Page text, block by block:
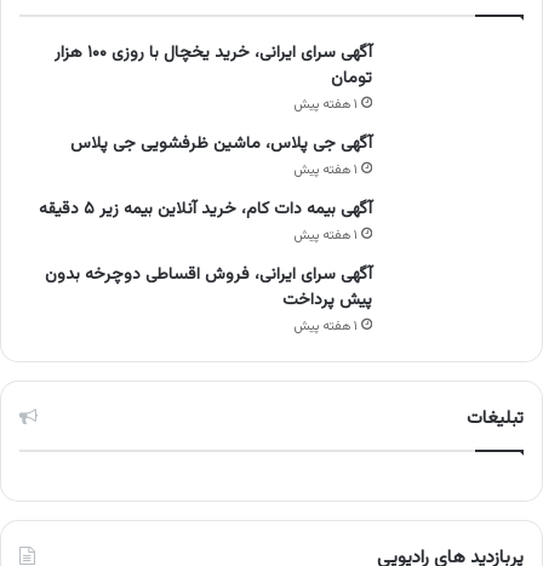
آگهی سرای ایرانی، خرید یخچال با روزی ۱۰۰ هزار
تومان
۱ هفته پیش
آگهی جی پلاس، ماشین ظرفشویی جی پلاس
۱ هفته پیش
آگهی بیمه دات کام، خرید آنلاین بیمه زیر ۵ دقیقه
۱ هفته پیش
آگهی سرای ایرانی، فروش اقساطی دوچرخه بدون
پیش پرداخت
۱ هفته پیش
تبلیغات
پربازدید های رادیویی